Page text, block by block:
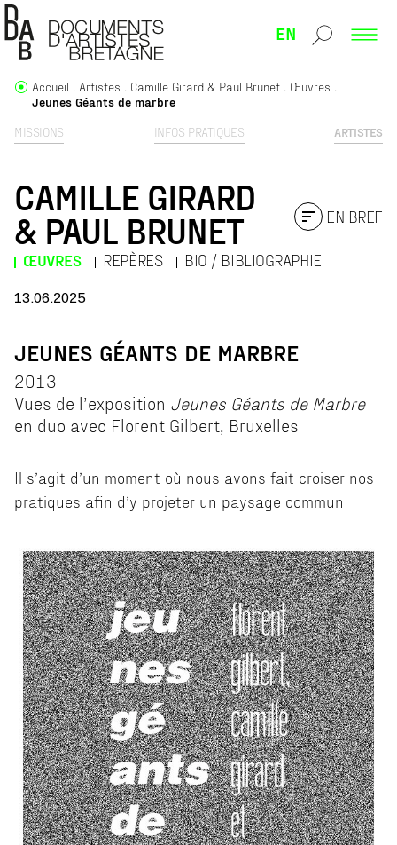
EN
MISSIONS INFOS PRATIQUES ARTISTES
Accueil Artistes Camille Girard & Paul Brunet
Œuvres
Jeunes Géants de marbre
CAMILLE GIRARD
& PAUL BRUNET
ŒUVRES REPÈRES BIO / BIBLIOGRAPHIE
EN BREF
13.06.2025
JEUNES GÉANTS DE MARBRE
2013
Vues de l’exposition Jeunes Géants de Marbre
en duo avec Florent Gilbert, Bruxelles
Il s’agit d’un moment où nous avons fait croiser nos
pratiques afin d’y projeter un paysage commun